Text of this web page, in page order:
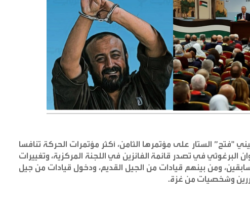
"فتح” الستار على مؤتمرها الثامن، أكثر مؤتمرات الحركة تنافسا
البرغوثي في تصدر قائمة الفائزين في اللجنة المركزية، وتغييرات
ومن بينهم قيادات من الجيل القديم، ودخول قيادات من جيل
وشخصيات من غزة.